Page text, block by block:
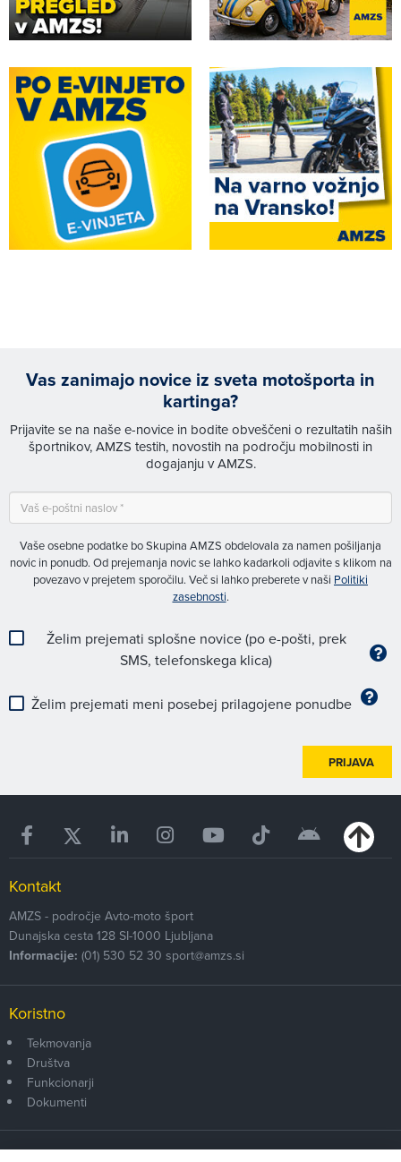
Vas zanimajo novice iz sveta motošporta in
kartinga?
Prijavite se na naše e-novice in bodite obveščeni o rezultatih naših
športnikov, AMZS testih, novostih na področju mobilnosti in
dogajanju v AMZS.
Vaše osebne podatke bo Skupina AMZS obdelovala za namen pošiljanja
novic in ponudb. Od prejemanja novic se lahko kadarkoli odjavite s klikom na
povezavo v prejetem sporočilu. Več si lahko preberete v naši Politiki
zasebnosti.
Želim prejemati splošne novice (po e-pošti, prek
SMS, telefonskega klica)
Želim prejemati meni posebej prilagojene ponudbe
PRIJAVA
Kontakt
AMZS - področje Avto-moto šport
Dunajska cesta 128 SI-1000 Ljubljana
Informacije: (01) 530 52 30 sport@amzs.si
Koristno
Tekmovanja
Društva
Funkcionarji
Dokumenti